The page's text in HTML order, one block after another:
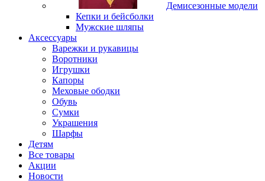
Демисезонные модели
Кепки и бейсболки
Мужские шляпы
Аксессуары
Варежки и рукавицы
Воротники
Игрушки
Капоры
Меховые ободки
Обувь
Сумки
Украшения
Шарфы
Детям
Все товары
Акции
Новости